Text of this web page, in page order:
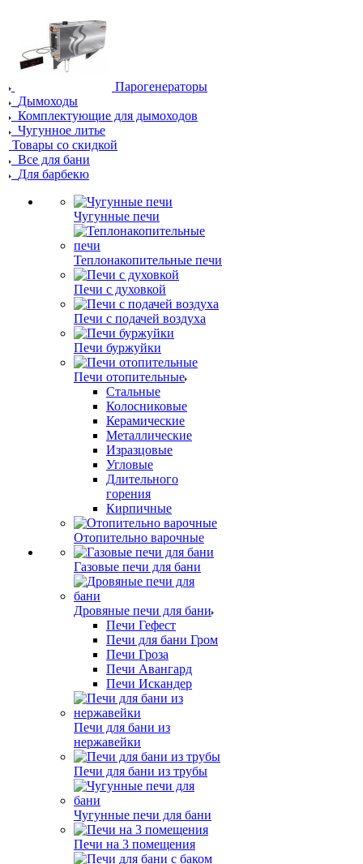
Парогенераторы
Дымоходы
Комплектующие для дымоходов
Чугунное литье
Товары со скидкой
Все для бани
Для барбекю
Чугунные печи
Теплонакопительные печи
Печи с духовкой
Печи с подачей воздуха
Печи буржуйки
Печи отопительные
Стальные
Колосниковые
Керамические
Металлические
Изразцовые
Угловые
Длительного
горения
Кирпичные
Отопительно варочные
Газовые печи для бани
Дровяные печи для бани
Печи Гефест
Печи для бани Гром
Печи Гроза
Печи Авангард
Печи Искандер
Печи для бани из
нержавейки
Печи для бани из трубы
Чугунные печи для бани
Печи на 3 помещения